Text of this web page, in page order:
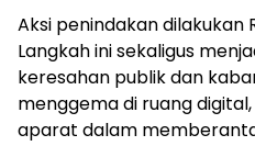
Aksi penindakan dilakukan
Langkah ini sekaligus
keresahan publik dan
menggema di ruang
aparat dalam